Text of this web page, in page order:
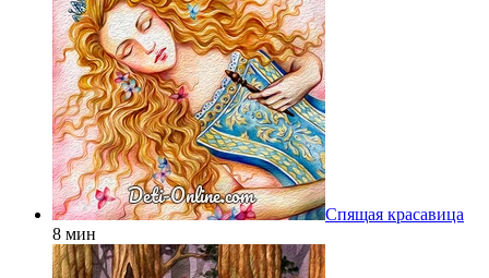
Спящая красавица
8 мин